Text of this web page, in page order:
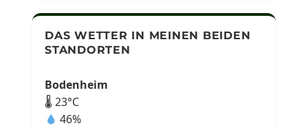
DAS WETTER IN MEINEN BEIDEN
STANDORTEN
Bodenheim
🌡 23°C
46%